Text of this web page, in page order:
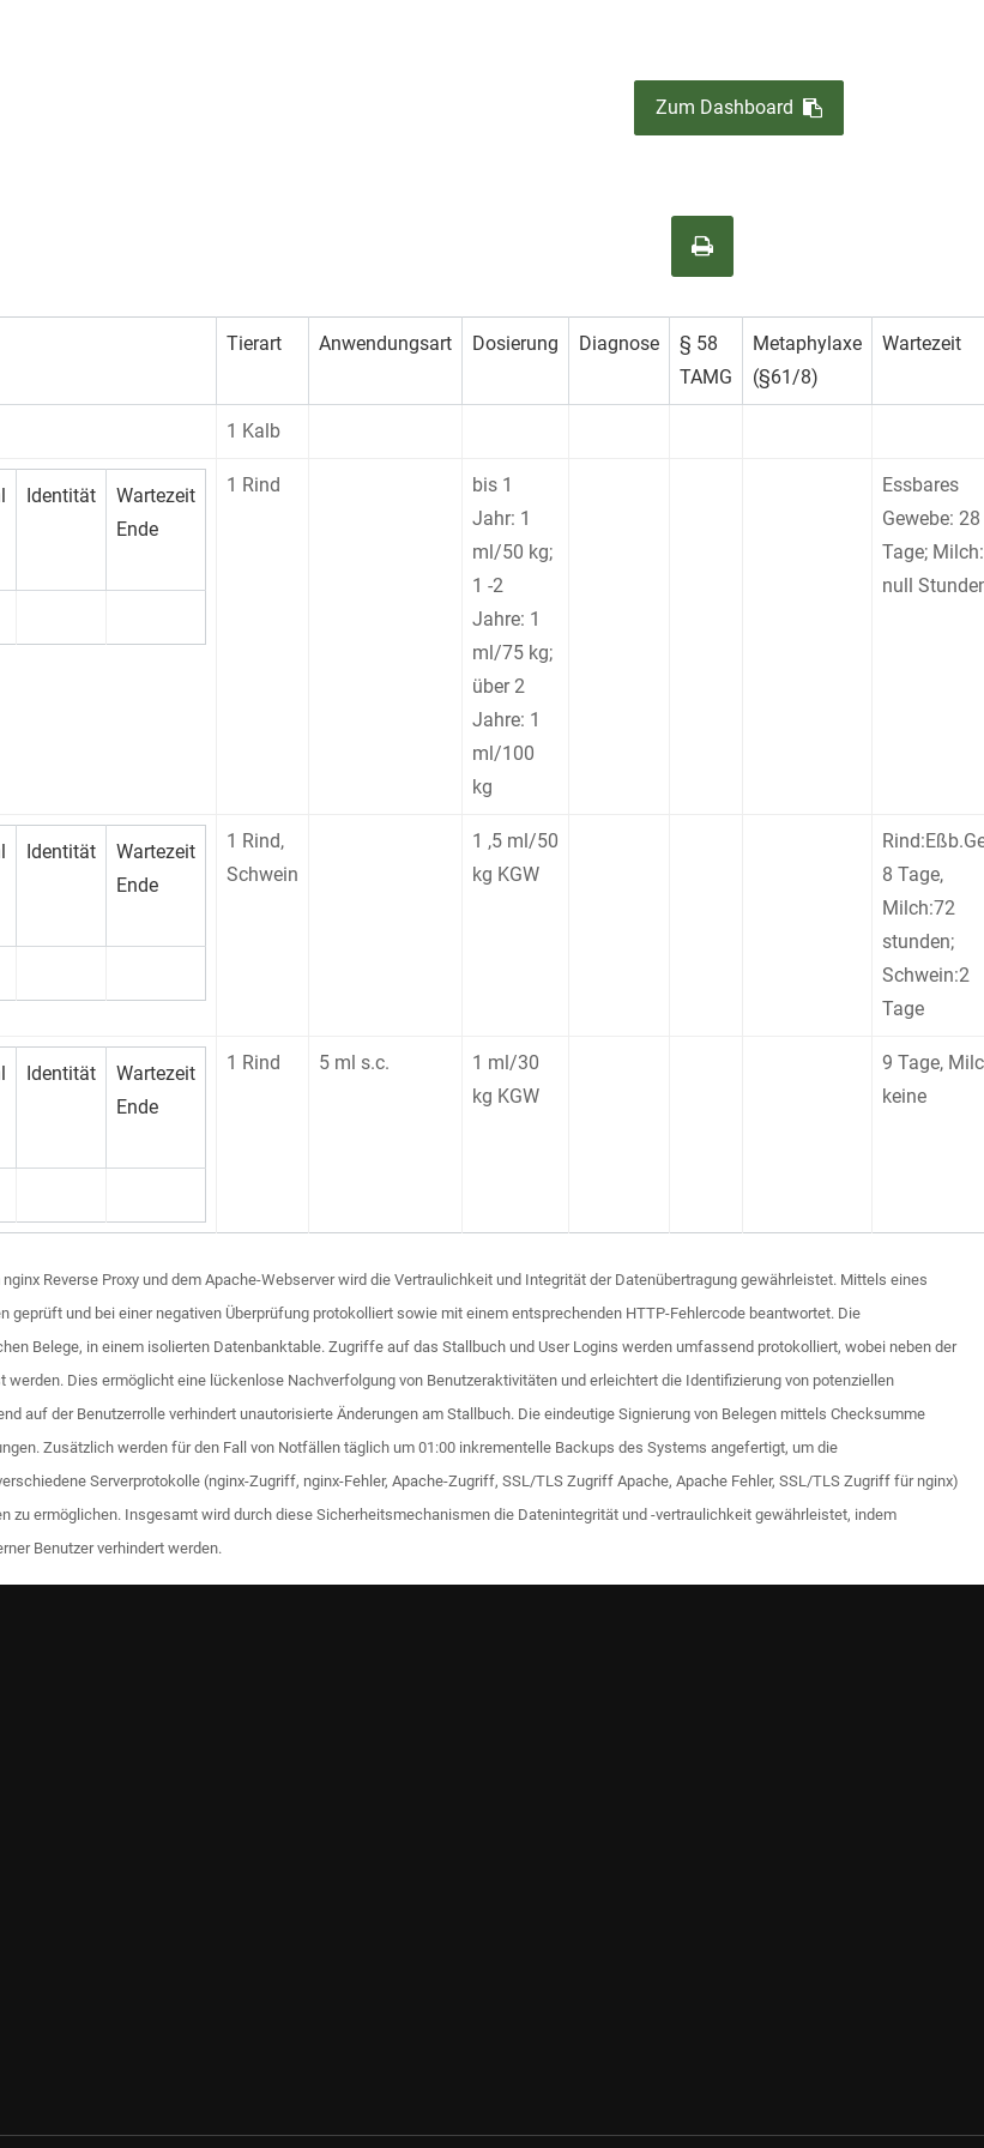
Zum Dashboard
Tierart Anwendungsart Dosierung Diagnose
§ 58
TAMG
Metaphylaxe
(§61/8)
Wartezeit
1 Kalb
Identität
Wartezeit
Ende
1 Rind
bis 1
Jahr: 1
ml/50 kg;
1 -2
Jahre: 1
ml/75 kg;
über 2
Jahre: 1
ml/100
kg
Essbares
Gewebe: 28
Tage; Milch:
null
Identität
Wartezeit
Ende
1 Rind,
Schwein
1 ,5 ml/50
kg KGW
8 Tage,
Milch:72
stunden;
Schwein:2
Tage
Identität
Wartezeit
Ende
1 Rind 5 ml s.c.
1 ml/30
kg KGW
9 Tage,
keine
Reverse Proxy und dem Apache-Webserver wird die Vertraulichkeit und Integrität der Datenübertragung gewährleistet. Mittels eines
und bei einer negativen Überprüfung protokolliert sowie mit einem entsprechenden HTTP-Fehlercode beantwortet. Die
Belege, in einem isolierten Datenbanktable. Zugriffe auf das Stallbuch und User Logins werden umfassend protokolliert, wobei neben der
Dies ermöglicht eine lückenlose Nachverfolgung von Benutzeraktivitäten und erleichtert die Identifizierung von potenziellen
auf der Benutzerrolle verhindert unautorisierte Änderungen am Stallbuch. Die eindeutige Signierung von Belegen mittels Checksumme
Zusätzlich werden für den Fall von Notfällen täglich um 01:00 inkrementelle Backups des Systems angefertigt, um die
Serverprotokolle (nginx-Zugriff, nginx-Fehler, Apache-Zugriff, SSL/TLS Zugriff Apache, Apache Fehler, SSL/TLS Zugriff für nginx)
ermöglichen. Insgesamt wird durch diese Sicherheitsmechanismen die Datenintegrität und -vertraulichkeit gewährleistet, indem
Benutzer verhindert werden.